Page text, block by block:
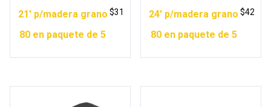
21′ p/madera grano
80 en paquete de 5
$31
24′ p/madera grano
80 en paquete de 5
$42